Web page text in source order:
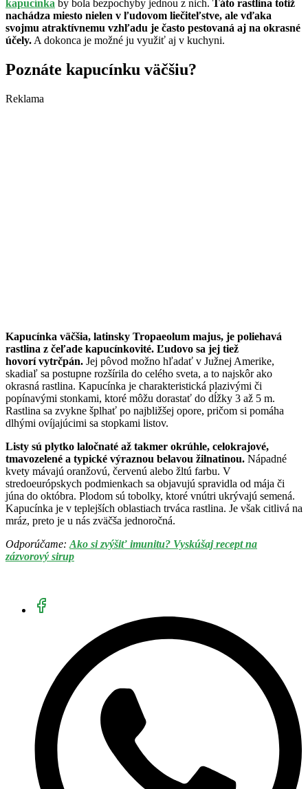
kapucínka by bola bezpochyby jednou z nich. Táto rastlina totiž
nachádza miesto nielen v ľudovom liečiteľstve, ale vďaka
svojmu atraktívnemu vzhľadu je často pestovaná aj na okrasné
účely.A dokonca je možné ju využiť aj v kuchyni.
Poznáte kapucínku väčšiu?
Reklama
Kapucínka väčšia, latinsky Tropaeolum majus, je poliehavá
rastlina z čeľade kapucínkovité. Ľudovo sa jej tiež
hovorí vytrčpán. Jej pôvod možno hľadať v Južnej Amerike,
skadiaľ sa postupne rozšírila do celého sveta, a to najskôr ako
okrasná rastlina. Kapucínka je charakteristická plazivými či
popínavými stonkami, ktoré môžu dorastať do dĺžky 3 až 5 m.
Rastlina sa zvykne šplhať po najbližšej opore, pričom si pomáha
dlhými ovíjajúcimi sa stopkami listov.
Listy sú plytko laločnaté až takmer okrúhle, celokrajové,
tmavozelené a typické výraznou belavou žilnatinou. Nápadné
kvety mávajú oranžovú, červenú alebo žltú farbu. V
stredoeurópskych podmienkach sa objavujú spravidla od mája či
júna do októbra. Plodom sú tobolky, ktoré vnútri ukrývajú semená.
Kapucínka je v teplejších oblastiach trváca rastlina. Je však citlivá na
mráz, preto je u nás zväčša jednoročná.
Odporúčame: Ako si zvýšiť imunitu? Vyskúšaj recept na
zázvorový sirup